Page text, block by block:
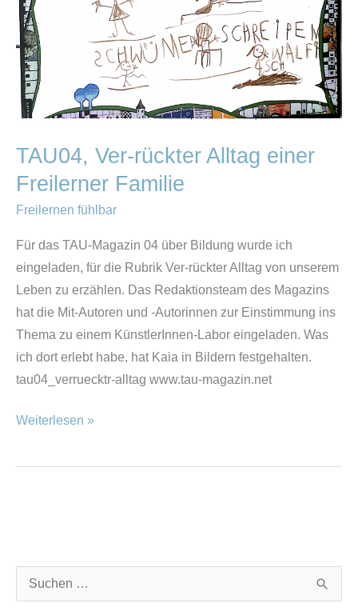
TAU04, Ver-rückter Alltag einer
Freilerner Familie
Freilernen fühlbar
Für das TAU-Magazin 04 über Bildung wurde ich
eingeladen, für die Rubrik Ver-rückter Alltag von unserem
Leben zu erzählen. Das Redaktionsteam des Magazins
hat die Mit-Autoren und -Autorinnen zur Einstimmung ins
Thema zu einem KünstlerInnen-Labor eingeladen. Was
ich dort erlebt habe, hat Kaia in Bildern festgehalten.
tau04_verruecktr-alltag www.tau-magazin.net
Freilerner
Familie
Weiterlesen »
a
r